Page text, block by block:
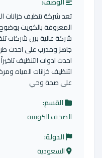
تعد شركة تنظيف خزانات المياه
المعروفة بالكويت بوضوح واضح
شركة عالية بين شركات تنظيفات
جاهز ومدرب على احدث طرق التنظيف
احدث ادوات التنظيف تاخيراً
لتنظيف خزانات المياه ومرخصة من
على صحة وحي
الصحف الكويتيه
السعودية